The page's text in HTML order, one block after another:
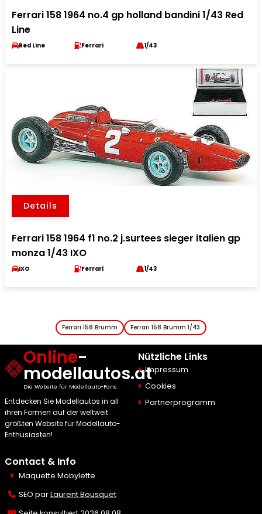
Ferrari 158 1964 no.4 gp holland bandini 1/43 Red
Line
Red Line Ferrari 1/43
Details
Ferrari 158 1964 f1 no.2 j.surtees sieger italien gp
monza 1/43 IXO
IXO Ferrari 1/43
Ferrari 158 Brumm Ferrari 158 Brumm 1/43
Online-
modellautos.at
Die Website für Modellauto-Fans
Entdecken Sie Modellautos in all
ihren Formen auf der weltweit
größten Website für Modellauto-
Enthusiasten!
Nützliche Links
Impressum
Cookies
Partnerprogramm
Contact & Info
Maquette Mobylette
SEO parLaurent Bousquet